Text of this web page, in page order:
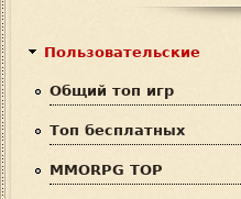
Пользовательские
Общий топ игр
Топ бесплатных
MMORPG TOP